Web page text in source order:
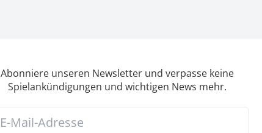
Abonniere unseren Newsletter und verpasse keine
Spielankündigungen und wichtigen News mehr.